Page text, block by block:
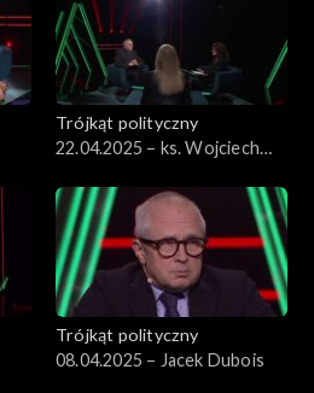
Trójkąt polityczny
22.04.2025 – ks. Wojciech
Trójkąt polityczny
08.04.2025 – Jacek Dubois